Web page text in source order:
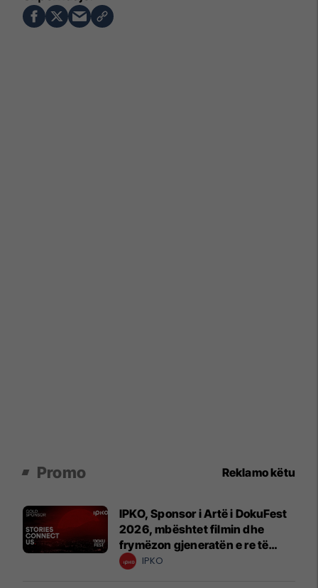
Promo Reklamo këtu
IPKO, Sponsor i Artë i DokuFest
2026, mbështet filmin dhe
frymëzon gjeneratën e re të
krijuesve
IPKO